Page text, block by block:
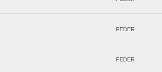
FEDER
FEDER